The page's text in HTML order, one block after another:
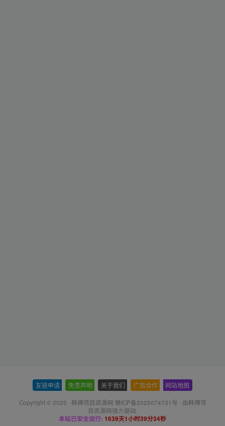
友链申请 免责声明 关于我们 广告合作 网站地图
Copyright © 2025 · 韩傅项目资源网 赣ICP备2025074731号 · 由韩傅项
目资源网强力驱动.
本站已安全运行: 1639天1小时39分35秒